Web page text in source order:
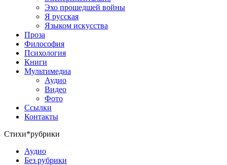
Эхо прошедшей войны
Я русская
Языком искусства
Проза
Философия
Психология
Книги
Мультимедиа
Аудио
Видео
Фото
Ссылки
Контакты
Стихи*рубрики
Аудио
Без рубрики